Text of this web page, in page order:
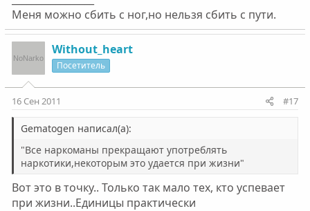
Меня можно сбить с ног,но нельзя сбить с пути.
Without_heart
Посетитель
16 Сен 2011 #17
Gematogen написал(а):
"Все наркоманы прекращают употреблять
наркотики,некоторым это удается при жизни"
Вот это в точку.. Только так мало тех, кто успевает
при жизни..Единицы практически